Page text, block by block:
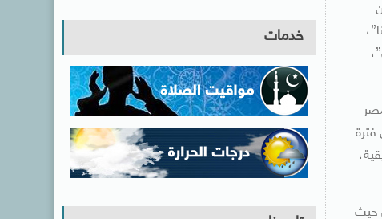
فترة
حيث
خدمات